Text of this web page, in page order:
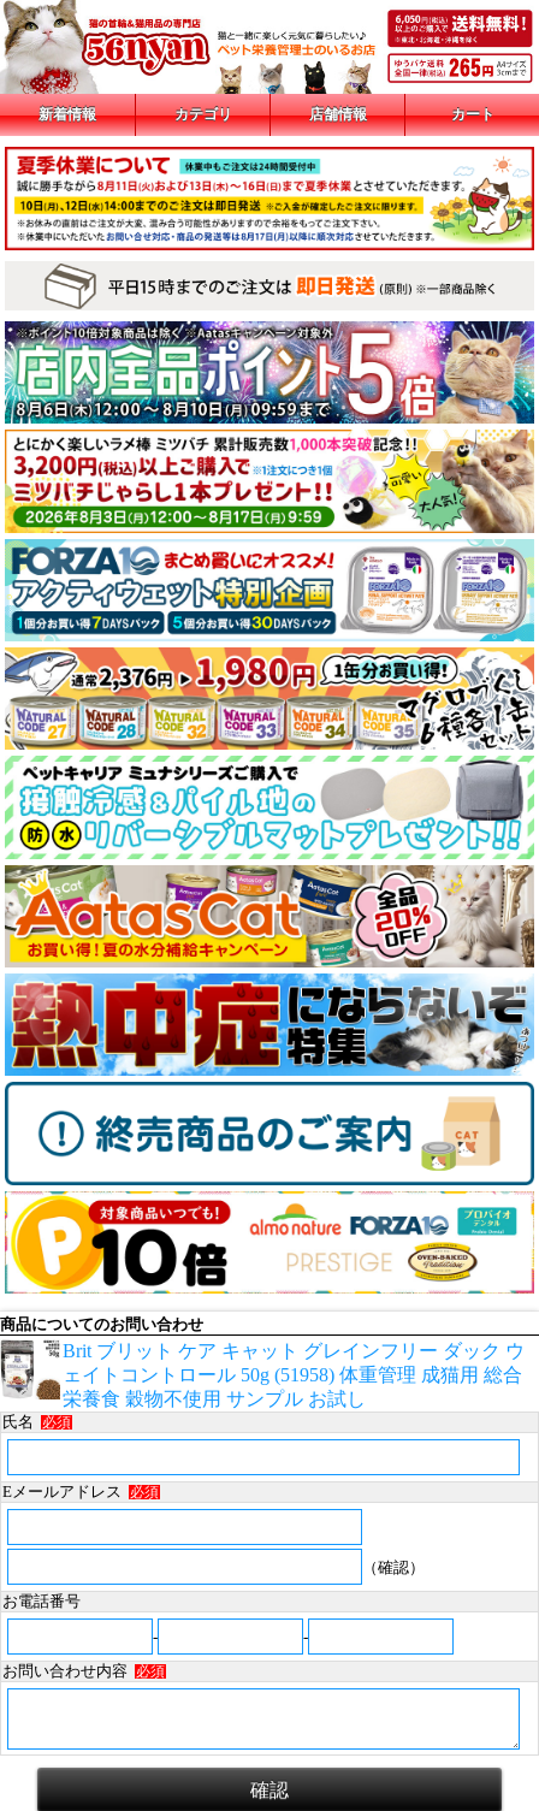
新着情報 カテゴリ 店舗情報 カート
商品についてのお問い合わせ
Brit ブリット ケア キャット グレインフリー ダック ウ
ェイトコントロール 50g (51958) 体重管理 成猫用 総合
栄養食 穀物不使用 サンプル お試し
氏名 必須
Eメールアドレス 必須
（確認）
お電話番号
-
-
お問い合わせ内容
必須